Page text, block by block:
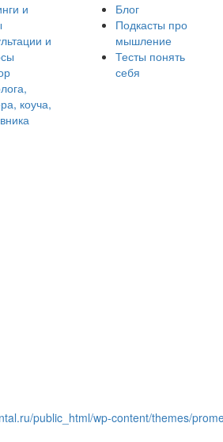
и
и
коуча,
Блог
Подкасты про
мышление
Тесты понять
себя
public_html/wp-content/themes/